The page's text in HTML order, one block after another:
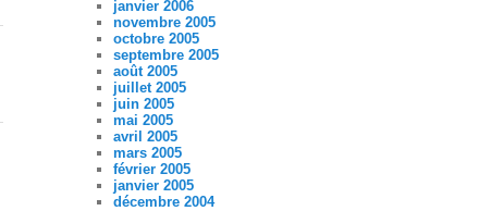
janvier 2006
novembre 2005
octobre 2005
septembre 2005
août 2005
juillet 2005
juin 2005
mai 2005
avril 2005
mars 2005
février 2005
janvier 2005
décembre 2004